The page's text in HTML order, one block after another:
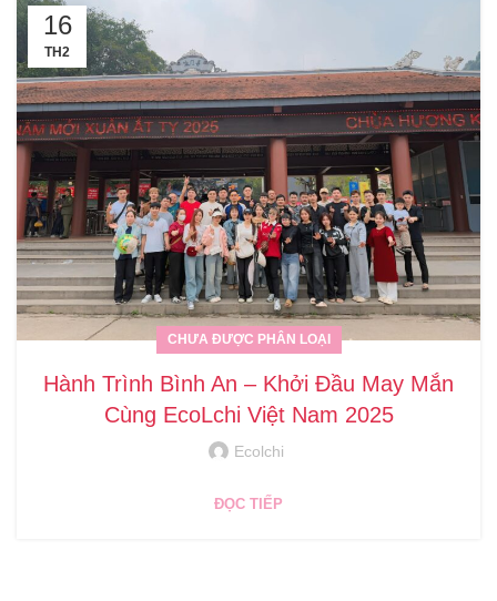
16
TH2
CHƯA ĐƯỢC PHÂN LOẠI
Hành Trình Bình An – Khởi Đầu May Mắn
Cùng EcoLchi Việt Nam 2025
Ecolchi
ĐỌC TIẾP